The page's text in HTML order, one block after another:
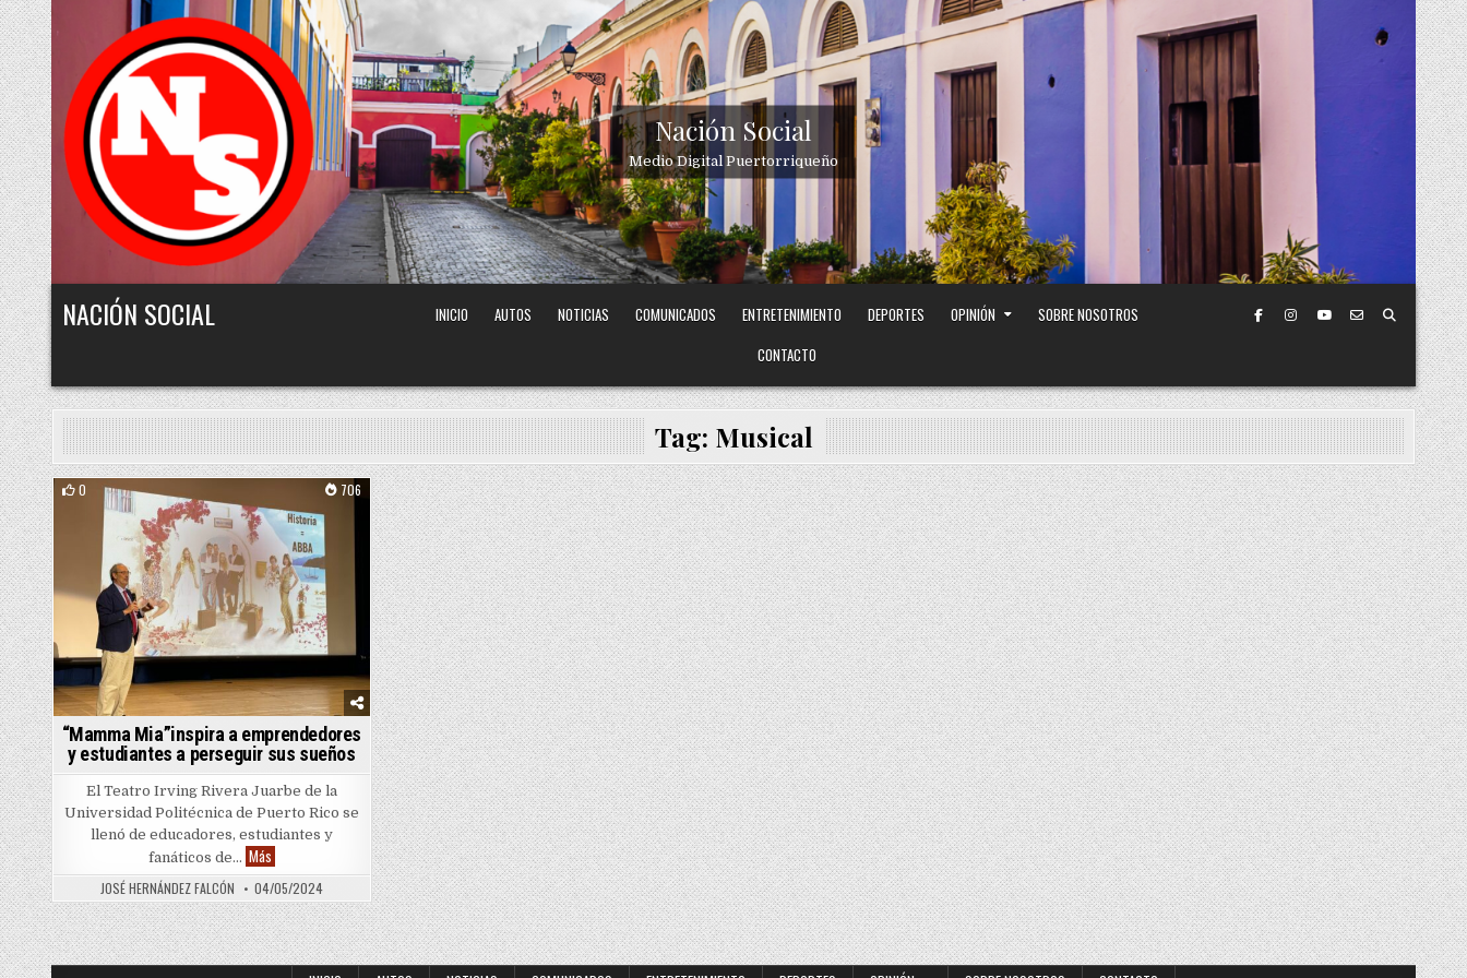
Skip to content
Nación Social
Medio Digital Puertorriqueño
NACIÓN SOCIAL INICIO AUTOS NOTICIAS COMUNICADOS ENTRETENIMIENTO DEPORTES OPINIÓN
SOBRE NOSOTROS
CONTACTO
Tag: Musical
0 706
Posted in
“Mamma Mia”inspira a emprendedores
y estudiantes a perseguir sus sueños
El Teatro Irving Rivera Juarbe de la
Universidad Politécnica de Puerto Rico se
llenó de educadores, estudiantes y
fanáticos de… Más“Mamma Mia”inspira a emprendedores y estudiantes a perseguir sus sueños
JOSÉ HERNÁNDEZ FALCÓN 04/05/2024